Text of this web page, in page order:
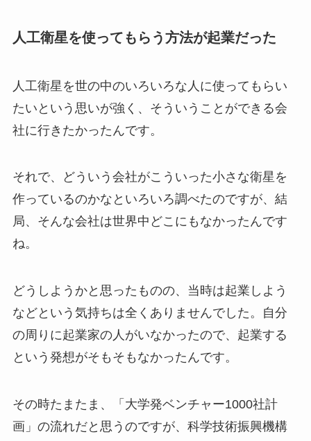
人工衛星を使ってもらう方法が起業だった
人工衛星を世の中のいろいろな人に使ってもらい
たいという思いが強く、そういうことができる会
社に行きたかったんです。
それで、どういう会社がこういった小さな衛星を
作っているのかなといろいろ調べたのですが、結
局、そんな会社は世界中どこにもなかったんです
ね。
どうしようかと思ったものの、当時は起業しよう
などという気持ちは全くありませんでした。自分
の周りに起業家の人がいなかったので、起業する
という発想がそもそもなかったんです。
その時たまたま、「大学発ベンチャー1000社計
画」の流れだと思うのですが、科学技術振興機構